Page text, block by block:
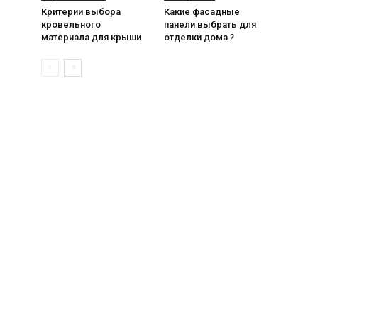
Критерии выбора
кровельного
материала для крыши
Какие фасадные
панели выбрать для
отделки дома ?